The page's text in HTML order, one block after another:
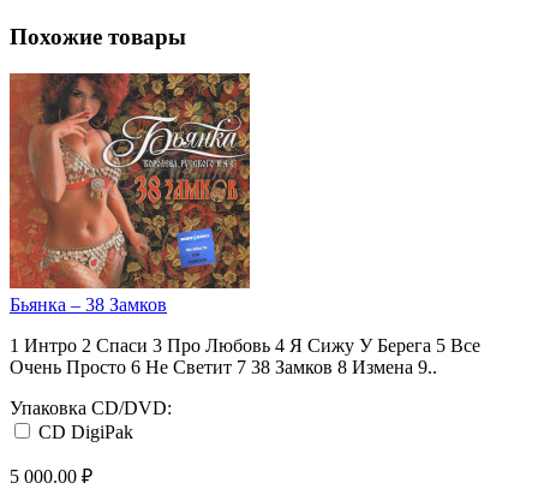
Похожие товары
Бьянка ‎– 38 Замков
1 Интро 2 Спаси 3 Про Любовь 4 Я Сижу У Берега 5 Все
Очень Просто 6 Не Светит 7 38 Замков 8 Измена 9..
Упаковка CD/DVD:
CD DigiPak
5 000.00 ₽